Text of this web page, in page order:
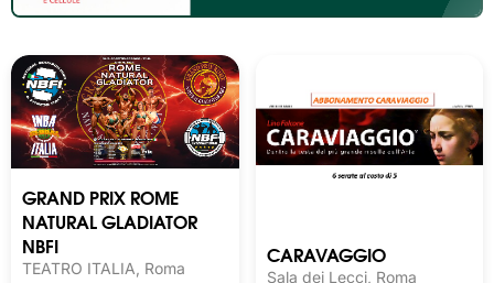
GRAND PRIX ROME
NATURAL GLADIATOR
NBFI
TEATRO ITALIA, Roma
CARAVAGGIO
Sala dei Lecci, Roma